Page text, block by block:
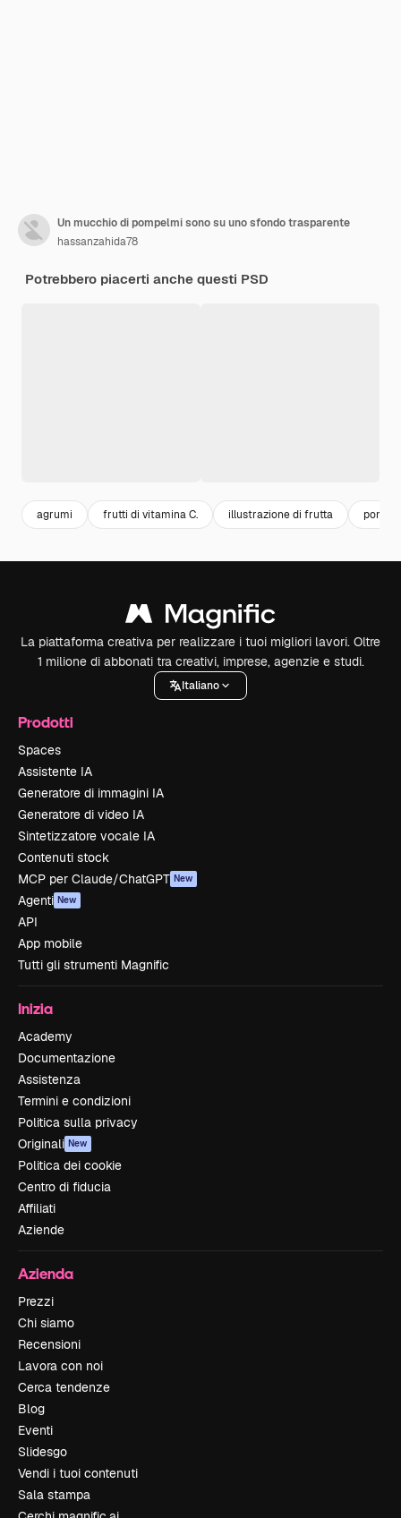
Un mucchio di pompelmi sono su uno sfondo trasparente
hassanzahida78
Potrebbero piacerti anche questi PSD
agrumi frutti di vitamina C. illustrazione di frutta
La piattaforma creativa per realizzare i tuoi migliori lavori. Oltre
1 milione di abbonati tra creativi, imprese, agenzie e studi.
Italiano
Prodotti
Spaces
Assistente IA
Generatore di immagini IA
Generatore di video IA
Sintetizzatore vocale IA
Contenuti stock
MCP per Claude/ChatGPT New
Agenti New
API
App mobile
Tutti gli strumenti Magnific
Inizia
Academy
Documentazione
Assistenza
Termini e condizioni
Politica sulla privacy
Originali New
Politica dei cookie
Centro di fiducia
Affiliati
Aziende
Azienda
Prezzi
Chi siamo
Recensioni
Lavora con noi
Cerca tendenze
Blog
Eventi
Slidesgo
Vendi i tuoi contenuti
Sala stampa